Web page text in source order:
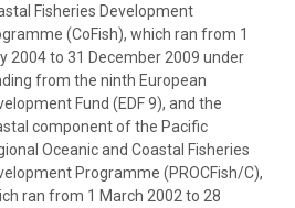
Fisheries Development
(CoFish), which ran from 1
2004 to 31 December 2009 under
from the ninth European
Fund (EDF 9), and the
component of the Pacific
Oceanic and Coastal Fisheries
Programme (PROCFish/C),
ran from 1 March 2002 to 28